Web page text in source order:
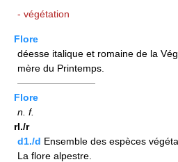
- végétation
Flore
déesse italique et romaine de la
mère du Printemps.
————————
Flore
n. f.
rI./r
d1./d Ensemble des espèces
La flore alpestre.